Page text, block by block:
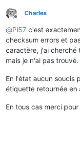
Offline
Charles
@Pi57 c'est
checksum errors et
caractère, j'ai cherché
mais je n'ai pas trouvé.
En l'état aucun soucis
étiquette retournée en
En tous cas merci